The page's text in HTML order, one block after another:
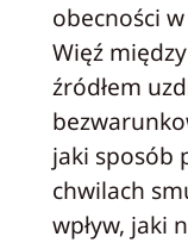
obecności
Więź
źródłem
jaki sposób
chwilach
wpływ, jaki